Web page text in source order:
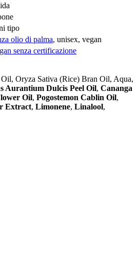
tipo
olio di palma, unisex, vegan
senza certificazione
Oryza Sativa (Rice) Bran Oil, Aqua,
Aurantium Dulcis Peel Oil, Cananga
Oil, Pogostemon Cablin Oil,
Extract, Limonene, Linalool,